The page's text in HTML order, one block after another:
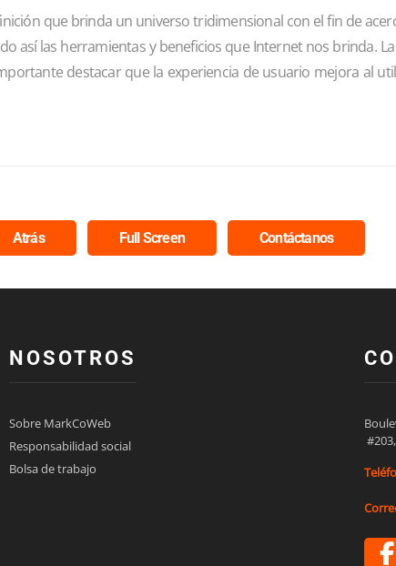
que brinda un universo tridimensional con el fin de
así las herramientas y beneficios que Internet nos brinda.
destacar que la experiencia de usuario mejora al
Atrás Full Screen Contáctanos
NOSOTROS
Sobre MarkCoWeb
Responsabilidad social
Bolsa de trabajo